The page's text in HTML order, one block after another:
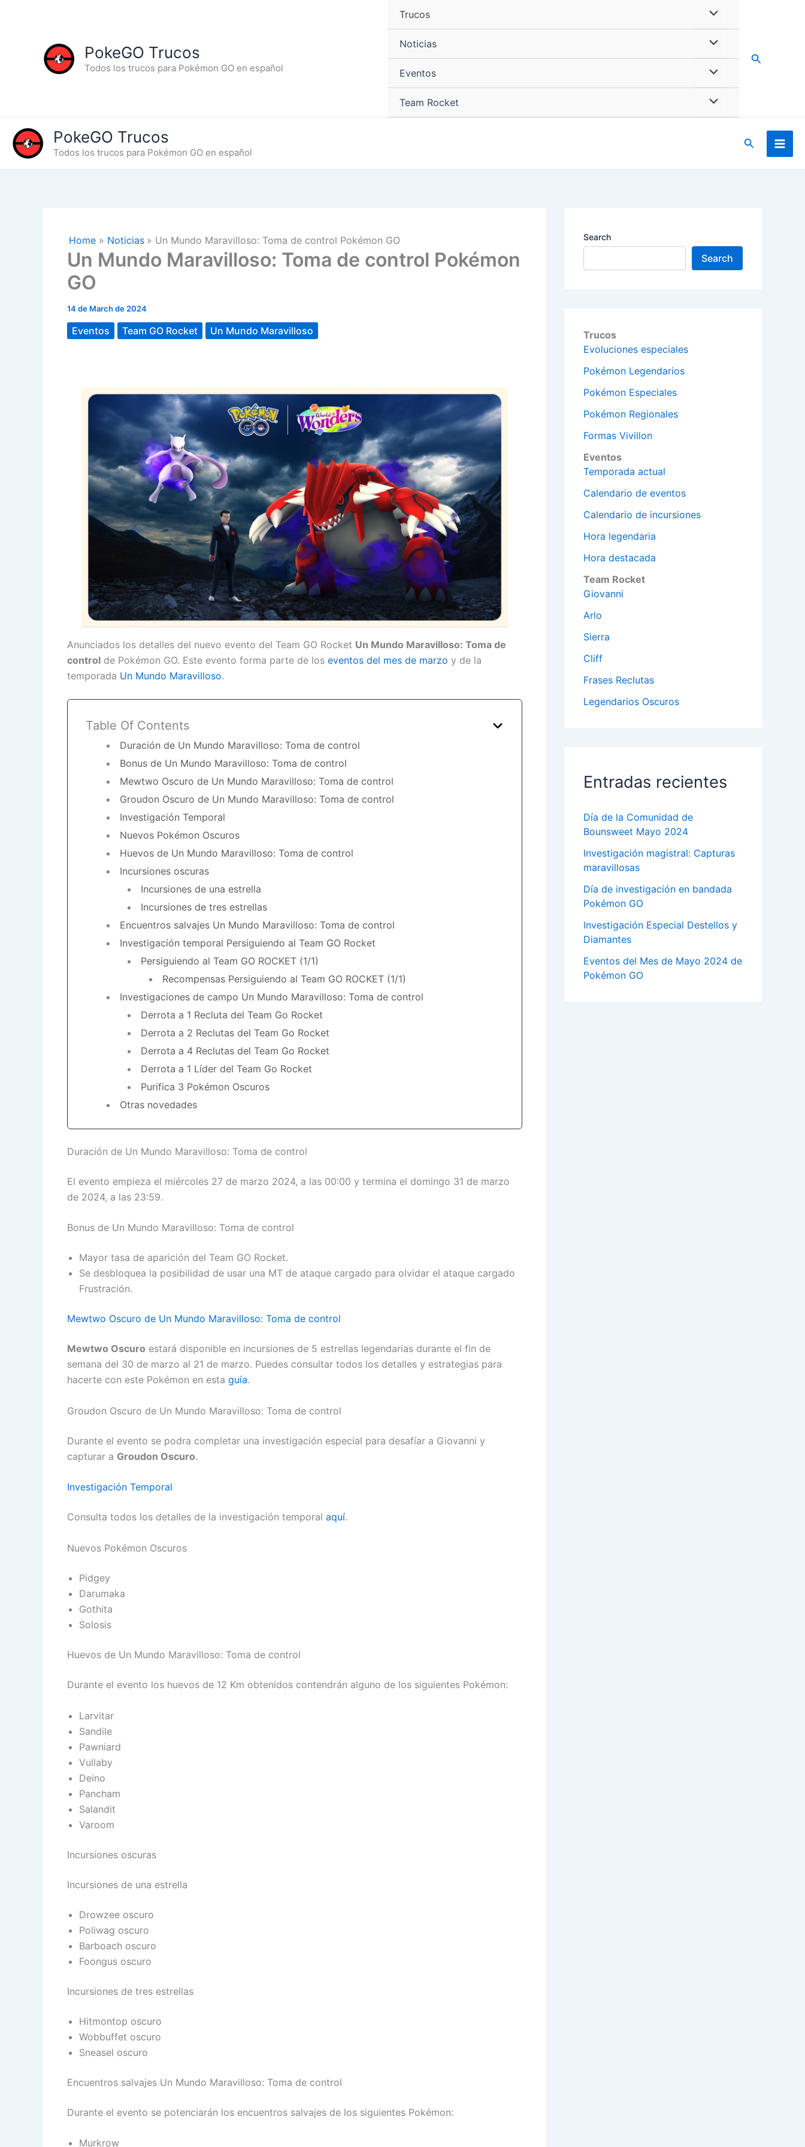
PokeGO Trucos
Todos los trucos para Pokémon GO en español
Trucos
Noticias
Eventos
Team Rocket
Search
PokeGO Trucos
Todos los trucos para Pokémon GO en español
Search
Home Noticias Un Mundo Maravilloso: Toma de control Pokémon GO
Un Mundo Maravilloso: Toma de control Pokémon
GO
14 de March de 2024
Eventos Team GO Rocket Un Mundo Maravilloso
Anunciados los detalles del nuevo evento del Team GO Rocket Un Mundo Maravilloso: Toma de
control de Pokémon GO. Este evento forma parte de los eventos del mes de marzo y de la
temporada Un Mundo Maravilloso.
Table Of Contents
Duración de Un Mundo Maravilloso: Toma de control
Bonus de Un Mundo Maravilloso: Toma de control
Mewtwo Oscuro de Un Mundo Maravilloso: Toma de control
Groudon Oscuro de Un Mundo Maravilloso: Toma de control
Investigación Temporal
Nuevos Pokémon Oscuros
Huevos de Un Mundo Maravilloso: Toma de control
Incursiones oscuras
Incursiones de una estrella
Incursiones de tres estrellas
Encuentros salvajes Un Mundo Maravilloso: Toma de control
Investigación temporal Persiguiendo al Team GO Rocket
Persiguiendo al Team GO ROCKET (1/1)
Recompensas Persiguiendo al Team GO ROCKET (1/1)
Investigaciones de campo Un Mundo Maravilloso: Toma de control
Derrota a 1 Recluta del Team Go Rocket
Derrota a 2 Reclutas del Team Go Rocket
Derrota a 4 Reclutas del Team Go Rocket
Derrota a 1 Líder del Team Go Rocket
Purifica 3 Pokémon Oscuros
Otras novedades
Duración de Un Mundo Maravilloso: Toma de control
El evento empieza el miércoles 27 de marzo 2024, a las 00:00 y termina el domingo 31 de marzo
de 2024, a las 23:59.
Bonus de Un Mundo Maravilloso: Toma de control
Mayor tasa de aparición del Team GO Rocket.
Se desbloquea la posibilidad de usar una MT de ataque cargado para olvidar el ataque cargado
Frustración.
Mewtwo Oscuro de Un Mundo Maravilloso: Toma de control
Mewtwo Oscuro estará disponible en incursiones de 5 estrellas legendarias durante el fin de
semana del 30 de marzo al 21 de marzo. Puedes consultar todos los detalles y estrategias para
hacerte con este Pokémon en esta guía.
Groudon Oscuro de Un Mundo Maravilloso: Toma de control
Durante el evento se podra completar una investigación especial para desafíar a Giovanni y
capturar a Groudon Oscuro.
Investigación Temporal
Consulta todos los detalles de la investigación temporal aquí.
Nuevos Pokémon Oscuros
Pidgey
Darumaka
Gothita
Solosis
Huevos de Un Mundo Maravilloso: Toma de control
Durante el evento los huevos de 12 Km obtenidos contendrán alguno de los siguientes Pokémon:
Larvitar
Sandile
Pawniard
Vullaby
Deino
Pancham
Salandit
Varoom
Incursiones oscuras
Incursiones de una estrella
Drowzee oscuro
Poliwag oscuro
Barboach oscuro
Foongus oscuro
Incursiones de tres estrellas
Hitmontop oscuro
Wobbuffet oscuro
Sneasel oscuro
Encuentros salvajes Un Mundo Maravilloso: Toma de control
Durante el evento se potenciarán los encuentros salvajes de los siguientes Pokémon:
Murkrow
Search
Search
Trucos
Evoluciones especiales
Pokémon Legendarios
Pokémon Especiales
Pokémon Regionales
Formas Vivillon
Eventos
Temporada actual
Calendario de eventos
Calendario de incursiones
Hora legendaria
Hora destacada
Team Rocket
Giovanni
Arlo
Sierra
Cliff
Frases Reclutas
Legendarios Oscuros
Entradas recientes
Día de la Comunidad de
Bounsweet Mayo 2024
Investigación magistral: Capturas
maravillosas
Día de investigación en bandada
Pokémon GO
Investigación Especial Destellos y
Diamantes
Eventos del Mes de Mayo 2024 de
Pokémon GO